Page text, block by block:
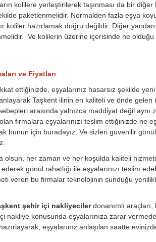
kolilere yerleştirilerek taşınması da bir
paketlenmelidir. Normalden fazla eşya
koliler hazırlamak doğru değildir. Diğer
Ve kolilerin üzerine içerisinde ne olduğu
ve Fiyatları
ettiğinizde, eşyalarınız hasarsız şekilde
Taşkent ilinin en kaliteli ve önde gelen
arasında yalnızca maddiyat değil aynı
firmalara eşyalarınızı teslim ettiğinizde ne
bunun için buradayız. Ve sizleri güvenilir gönül
olsun, her zaman ve her koşulda kaliteli
gönül rahatlığı ile eşyalarınızı teslim
veren bu firmalar teknolojinin sunduğu
şehir içi nakliyecilerdonanımlı
konusunda eşyalarınıza zarar
eşyalarınız anlaşılan saatte